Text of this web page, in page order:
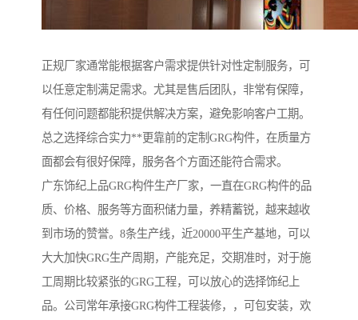
正规厂家通常能根据客户需求提供针对性定制服务，可
以任意定制满足需求。尤其是售后团队，非常有保障，
有任何问题都能积提供解决方案，避免影响客户工期。
总之选择综合实力**更靠前的定制GRG构件，在质量方
面都会有很好保障，服务各个方面还能符合需求。
广东饰纪上品GRG构件生产厂家，一直在GRG构件的品
质、价格、服务等方面积储力量，养精蓄锐，越来越收
到市场的赞誉。8条生产线，近20000平生产基地，可以
大大加快GRG生产周期，产能充足，交期准时，对于施
工周期比较紧张的GRG工程，可以放心的选择饰纪上
品。公司常年承接GRG构件工程装修，，可包安装，欢